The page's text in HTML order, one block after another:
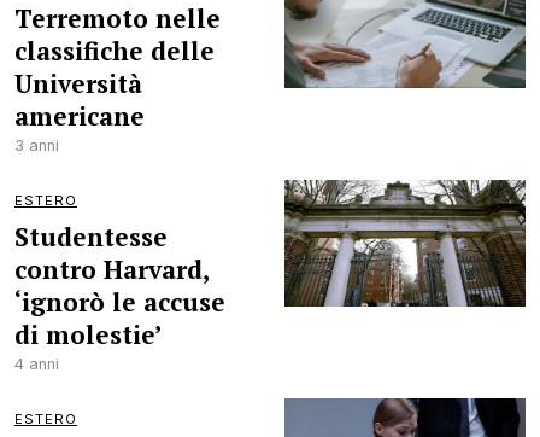
Terremoto nelle
classifiche delle
Università
americane
3 anni
ESTERO
Studentesse
contro Harvard,
‘ignorò le accuse
di molestie’
4 anni
ESTERO